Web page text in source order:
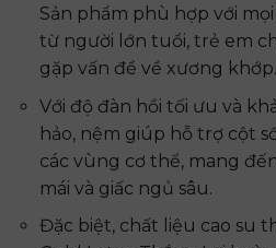
Sản phẩm phù hợp với
từ người lớn tuổi, trẻ em
gặp vấn đề về xương khớp.
Với độ đàn hồi tối ưu và
hảo, nệm giúp hỗ trợ cột
các vùng cơ thể, mang
mái và giấc ngủ sâu.
Đặc biệt, chất liệu cao su